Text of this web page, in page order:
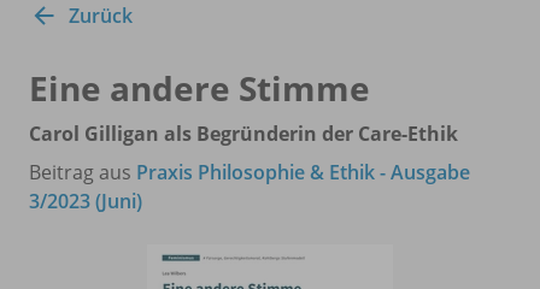
Zurück
Eine andere Stimme
Carol Gilligan als Begründerin der Care-Ethik
Beitrag aus Praxis Philosophie & Ethik - Ausgabe
3/2023 (Juni)